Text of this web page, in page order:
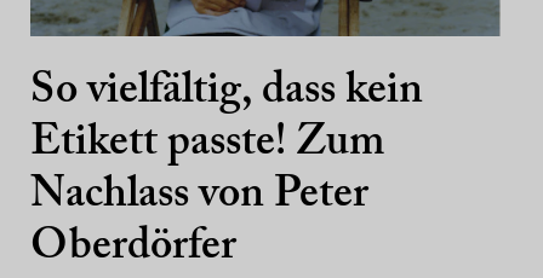
So vielfältig, dass kein
Etikett passte! Zum
Nachlass von Peter
Oberdörfer